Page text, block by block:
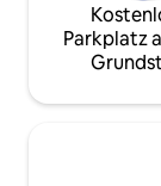
Parkplatz